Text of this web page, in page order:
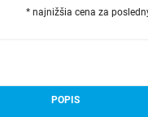
* najnižšia cena za
POPIS